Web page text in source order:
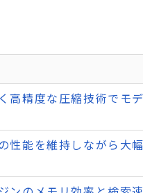
高精度な圧縮技術でモ
性能を維持しながら大